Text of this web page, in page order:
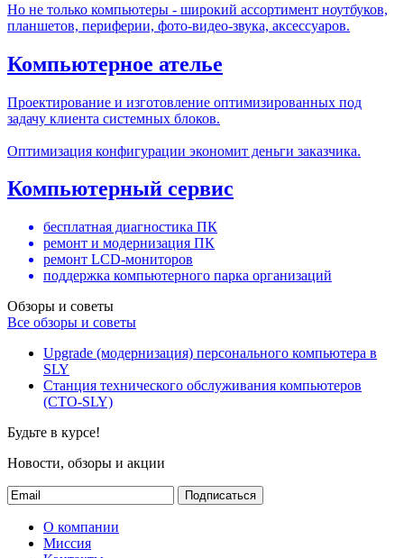
Но не только компьютеры - широкий ассортимент ноутбуков,
планшетов, периферии, фото-видео-звука, аксессуаров.
Компьютерное ателье
Проектирование и изготовление оптимизированных под
задачу клиента системных блоков.
Оптимизация конфигурации экономит деньги заказчика.
Компьютерный сервис
бесплатная диагностика ПК
ремонт и модернизация ПК
ремонт LCD-мониторов
поддержка компьютерного парка организаций
Обзоры и советы
Все обзоры и советы
Upgrade (модернизация) персонального компьютера в
SLY
Станция технического обслуживания компьютеров
(СТО-SLY)
Будьте в курсе!
Новости, обзоры и акции
Подписаться
О компании
Миссия